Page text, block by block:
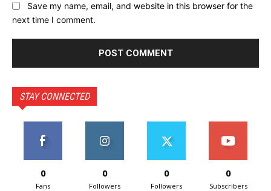
Save my name, email, and website in this browser for the
next time I comment.
STAY CONNECTED
0
Fans
0
Followers
0
Followers
0
Subscribers